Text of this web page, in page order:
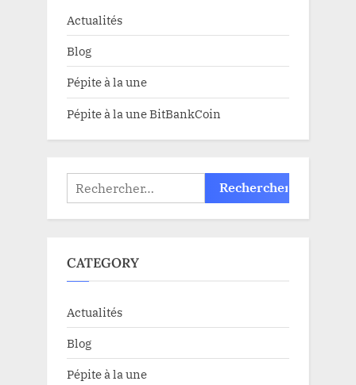
Actualités
Blog
Pépite à la une
Pépite à la une BitBankCoin
Rechercher :
CATEGORY
Actualités
Blog
Pépite à la une